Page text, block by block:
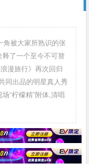
被大家所熟识的张
释了一个至今不可替
漫旅行》再次回归
同出品的明星真人秀
“柠檬精”附体,清唱